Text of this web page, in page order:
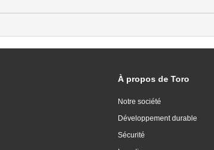
À propos de Toro
Notre société
Développement durable
Sécurité